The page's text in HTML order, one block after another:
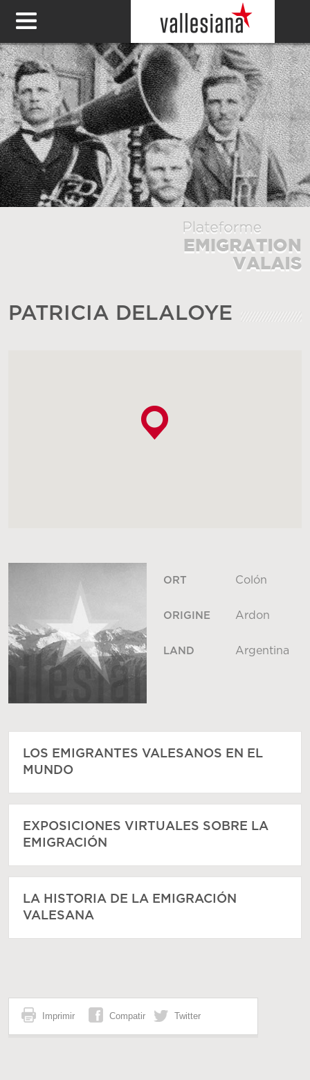
PATRICIA DELALOYE
ORT Colón
ORIGINE Ardon
LAND Argentina
LOS EMIGRANTES VALESANOS EN EL
MUNDO
EXPOSICIONES VIRTUALES SOBRE LA
EMIGRACIÓN
LA HISTORIA DE LA EMIGRACIÓN
VALESANA
Imprimir Compatir Twitter